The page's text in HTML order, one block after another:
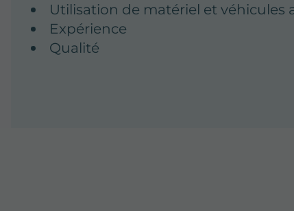
Utilisation de matériel et véhicules
Expérience
Qualité